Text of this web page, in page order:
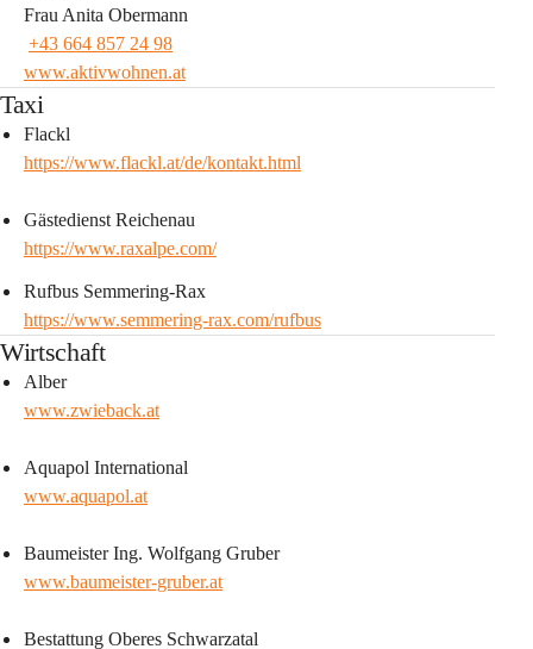
Frau Anita Obermann
+43 664 857 24 98
www.aktivwohnen.at
Taxi
Flackl
https://www.flackl.at/de/kontakt.html
Gästedienst Reichenau
https://www.raxalpe.com/
Rufbus Semmering-Rax
https://www.semmering-rax.com/rufbus
Wirtschaft
Alber
www.zwieback.at
Aquapol International
www.aquapol.at
Baumeister Ing. Wolfgang Gruber
www.baumeister-gruber.at
Bestattung Oberes Schwarzatal